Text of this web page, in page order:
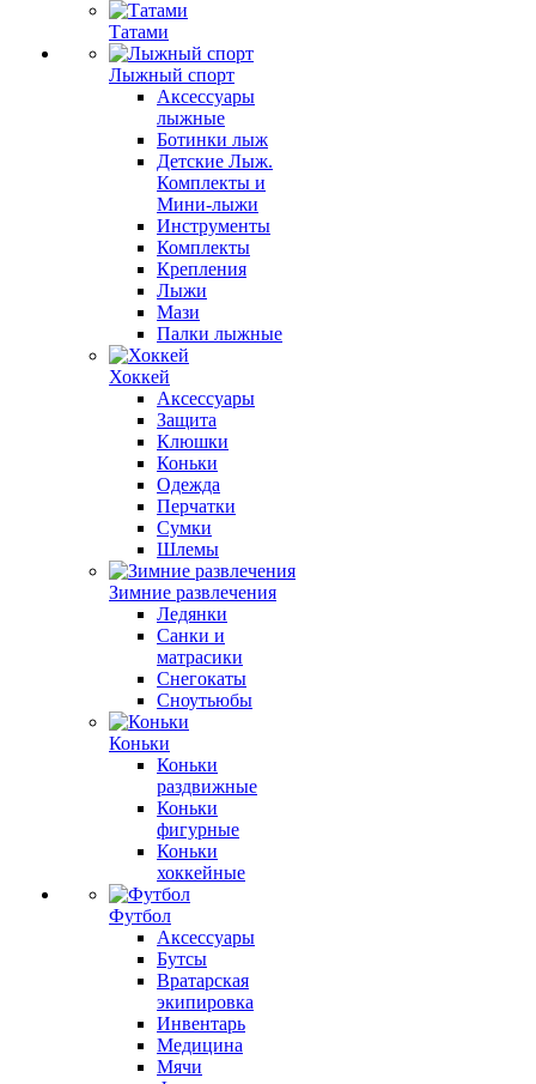
Татами
Лыжный спорт
Аксессуары
лыжные
Ботинки лыж
Детские Лыж.
Комплекты и
Мини-лыжи
Инструменты
Комплекты
Крепления
Лыжи
Мази
Палки лыжные
Хоккей
Аксессуары
Защита
Клюшки
Коньки
Одежда
Перчатки
Сумки
Шлемы
Зимние развлечения
Ледянки
Санки и
матрасики
Снегокаты
Сноутьюбы
Коньки
Коньки
раздвижные
Коньки
фигурные
Коньки
хоккейные
Футбол
Аксессуары
Бутсы
Вратарская
экипировка
Инвентарь
Медицина
Мячи